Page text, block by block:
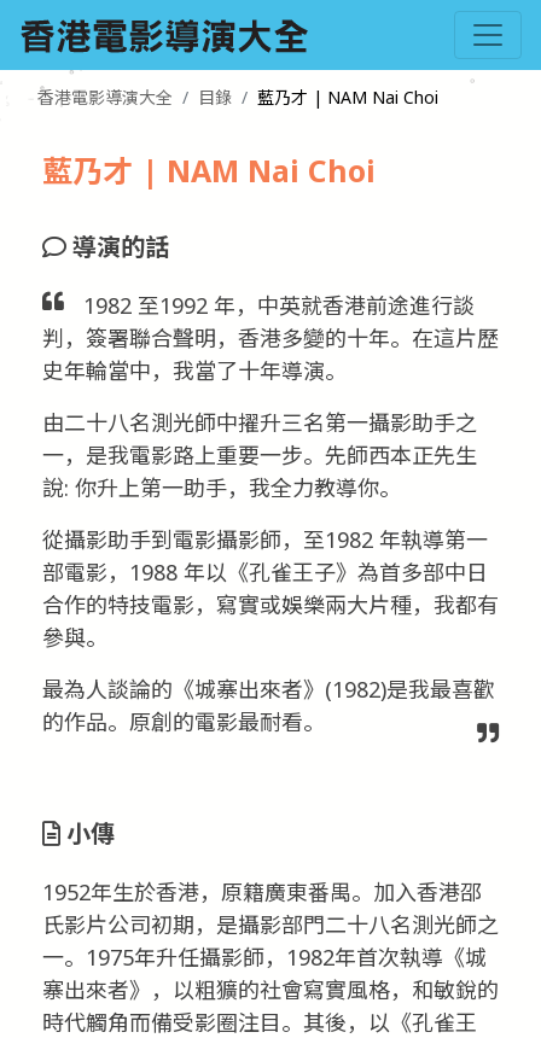
香港電影導演大全 目錄 藍乃才 | NAM Nai Choi
藍乃才 | NAM Nai Choi
導演的話
1982 至1992 年，中英就香港前途進行談
判，簽署聯合聲明，香港多變的十年。在這片歷
史年輪當中，我當了十年導演。
由二十八名測光師中擢升三名第一攝影助手之
一，是我電影路上重要一步。先師西本正先生
說: 你升上第一助手，我全力教導你。
從攝影助手到電影攝影師，至1982 年執導第一
部電影，1988 年以《孔雀王子》為首多部中日
合作的特技電影，寫實或娛樂兩大片種，我都有
參與。
最為人談論的《城寨出來者》(1982)是我最喜歡
的作品。原創的電影最耐看。
小傳
1952年生於香港，原籍廣東番禺。加入香港邵
氏影片公司初期，是攝影部門二十八名測光師之
一。1975年升任攝影師，1982年首次執導《城
寨出來者》，以粗獷的社會寫實風格，和敏銳的
時代觸角而備受影圈注目。其後，以《孔雀王